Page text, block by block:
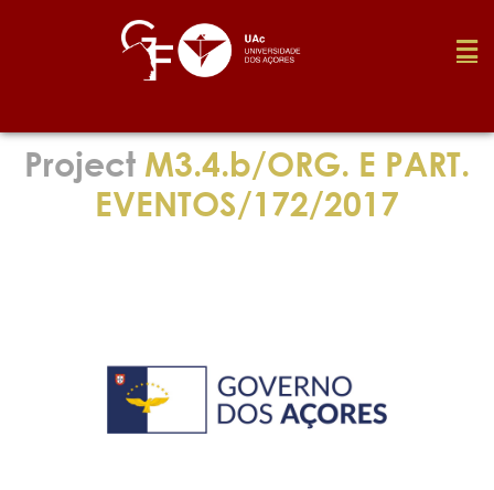
Foundation
Project M3.4.b/ORG. E PART.
EVENTOS/172/2017